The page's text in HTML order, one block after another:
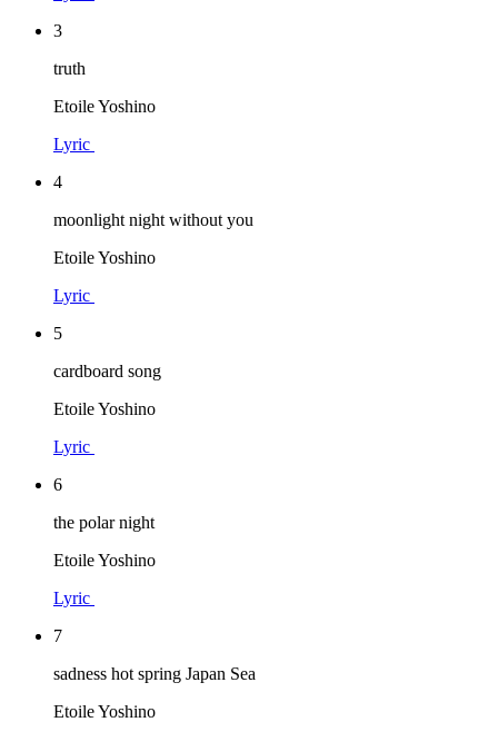
3
truth
Etoile Yoshino
Lyric
4
moonlight night without you
Etoile Yoshino
Lyric
5
cardboard song
Etoile Yoshino
Lyric
6
the polar night
Etoile Yoshino
Lyric
7
sadness hot spring Japan Sea
Etoile Yoshino